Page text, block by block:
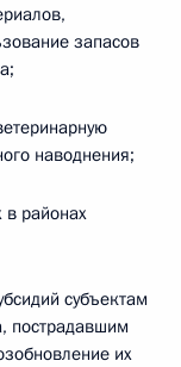
запасов
наводнения;
в районах
субъектам
пострадавшим
их